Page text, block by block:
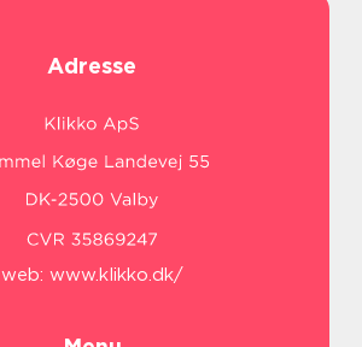
Adresse
web: www.klikko.dk/